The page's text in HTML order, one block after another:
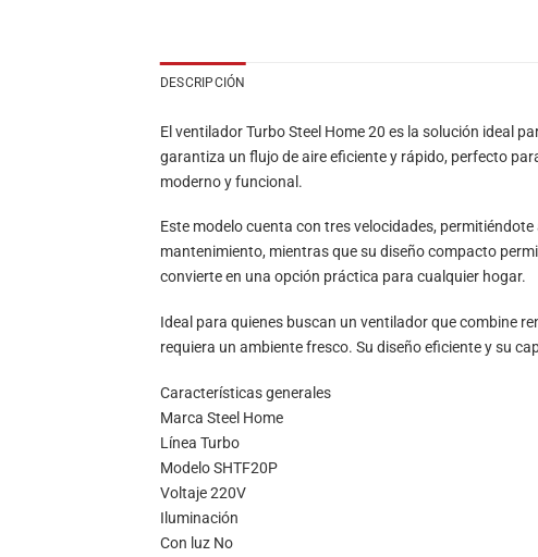
DESCRIPCIÓN
El ventilador Turbo Steel Home 20 es la solución ideal
garantiza un flujo de aire eficiente y rápido, perfecto
moderno y funcional.
Este modelo cuenta con tres velocidades,
mantenimiento, mientras que su diseño compacto
convierte en una opción práctica para cualquier hogar.
Ideal para quienes buscan un ventilador que combine
requiera un ambiente fresco. Su diseño eficiente y su
Características generales
Marca Steel Home
Línea Turbo
Modelo SHTF20P
Voltaje 220V
Iluminación
Con luz No